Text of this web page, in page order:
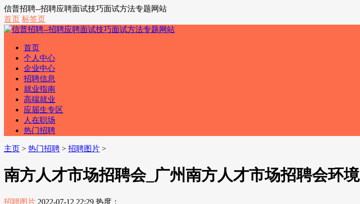
信普招聘--招聘应聘面试技巧面试方法专题网站
首页 标签页
首页
个人中心
企业中心
招聘信息
就业指南
高端就业
应届生专区
人在职场
热门招聘
主页 > 热门招聘 > 招聘图片 >
南方人才市场招聘会_广州南方人才市场招聘会环境
招聘图片 2022-07-12 22:29 热度：